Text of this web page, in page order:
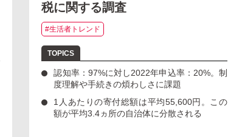
税に関する調査
#生活者トレンド
認知率：97%に対し2022年申込率：20%。制
度理解や手続きの煩わしさに課題
1人あたりの寄付総額は平均55,600円。この
額が平均3.4ヵ所の自治体に分散される